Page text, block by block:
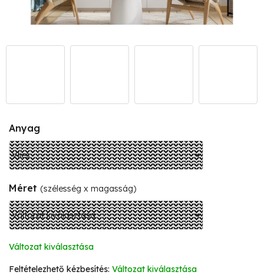
Anyag
Méret (szélesség x magasság)
Változat kiválasztása
Változat kiválasztása